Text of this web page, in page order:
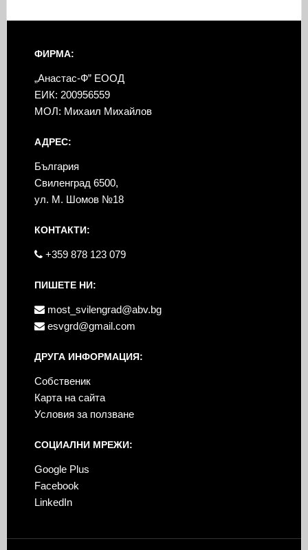
ФИРМА:
„Анастас-Ф” ЕООД
ЕИК: 200956559
МОЛ: Михаил Михайлов
АДРЕС:
България
Свиленград 6500,
ул. М. Шомов №18
КОНТАКТИ:
+359 878 123 079
ПИШЕТЕ НИ:
most_svilengrad@abv.bg
esvgrd@gmail.com
ДРУГА ИНФОРМАЦИЯ:
Собственик
Карта на сайта
Условия за ползване
СОЦИАЛНИ МРЕЖИ:
Google Plus
Facebook
LinkedIn